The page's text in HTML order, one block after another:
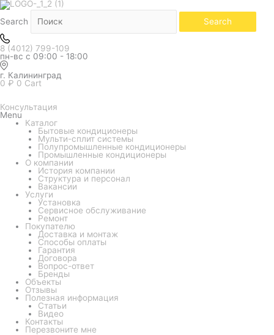
Search Search
8 (4012) 799-109
пн-вс с 09:00 - 18:00
г. Калининград
0 ₽ 0 Cart
Консультация
Menu
Каталог
Бытовые кондиционеры
Мульти-сплит системы
Полупромышленные кондиционеры
Промышленные кондиционеры
О компании
История компании
Структура и персонал
Вакансии
Услуги
Установка
Сервисное обслуживание
Ремонт
Покупателю
Доставка и монтаж
Способы оплаты
Гарантия
Договора
Вопрос-ответ
Бренды
Объекты
Отзывы
Полезная информация
Статьи
Видео
Контакты
Перезвоните мне
Белый
Количество
товара
Кондиционер
GREE
серия
Bora
GWH12AABXB-
K3NNA2B